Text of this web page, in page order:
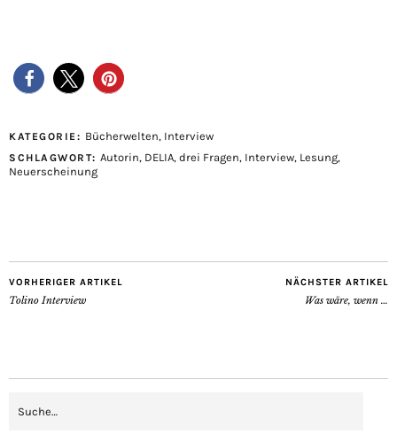
KATEGORIE: Bücherwelten, Interview
SCHLAGWORT: Autorin, DELIA, drei Fragen, Interview, Lesung,
Neuerscheinung
VORHERIGER ARTIKEL
Tolino Interview
NÄCHSTER ARTIKEL
Was wäre, wenn …